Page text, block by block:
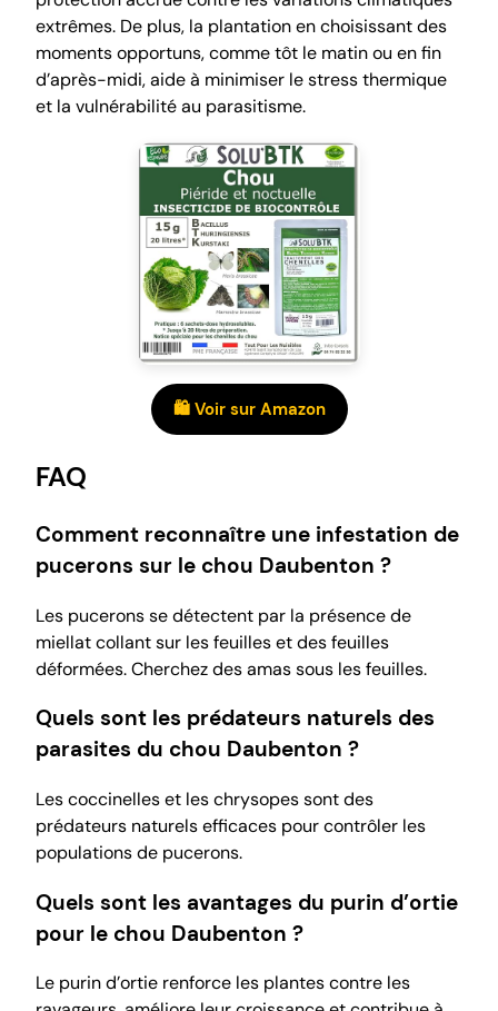
extrêmes. De plus, la plantation en choisissant des
moments opportuns, comme tôt le matin ou en fin
d’après-midi, aide à minimiser le stress thermique
et la vulnérabilité au parasitisme.
🛍️ Voir sur Amazon
FAQ
Comment reconnaître une infestation de
pucerons sur le chou Daubenton ?
Les pucerons se détectent par la présence de
miellat collant sur les feuilles et des feuilles
déformées. Cherchez des amas sous les feuilles.
Quels sont les prédateurs naturels des
parasites du chou Daubenton ?
Les coccinelles et les chrysopes sont des
prédateurs naturels efficaces pour contrôler les
populations de pucerons.
Quels sont les avantages du purin d’ortie
pour le chou Daubenton ?
Le purin d’ortie renforce les plantes contre les